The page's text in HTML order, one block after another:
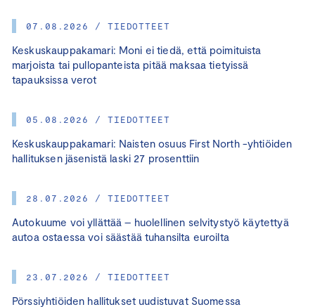
07.08.2026 / TIEDOTTEET
Keskuskauppakamari: Moni ei tiedä, että poimituista
marjoista tai pullopanteista pitää maksaa tietyissä
tapauksissa verot
05.08.2026 / TIEDOTTEET
Keskuskauppakamari: Naisten osuus First North -yhtiöiden
hallituksen jäsenistä laski 27 prosenttiin
28.07.2026 / TIEDOTTEET
Autokuume voi yllättää – huolellinen selvitystyö käytettyä
autoa ostaessa voi säästää tuhansilta euroilta
23.07.2026 / TIEDOTTEET
Pörssiyhtiöiden hallitukset uudistuvat Suomessa